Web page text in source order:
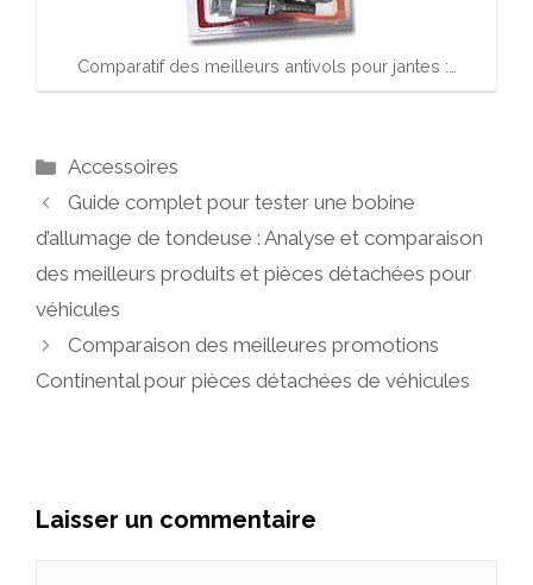
Comparatif des meilleurs antivols pour jantes :…
Catégories
Accessoires
Guide complet pour tester une bobine
d’allumage de tondeuse : Analyse et comparaison
des meilleurs produits et pièces détachées pour
véhicules
Comparaison des meilleures promotions
Continental pour pièces détachées de véhicules
Laisser un commentaire